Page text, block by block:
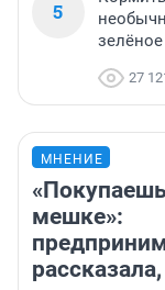
5
27
МНЕНИЕ
мешке»: